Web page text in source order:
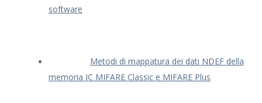
software
Metodi di mappatura dei dati NDEF della
memoria IC MIFARE Classic e MIFARE Plus